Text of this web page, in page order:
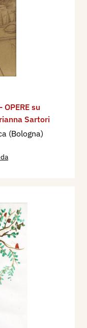
OPERE su
Sartori
(Bologna)